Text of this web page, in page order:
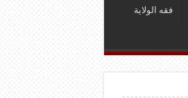
فقه الولاية